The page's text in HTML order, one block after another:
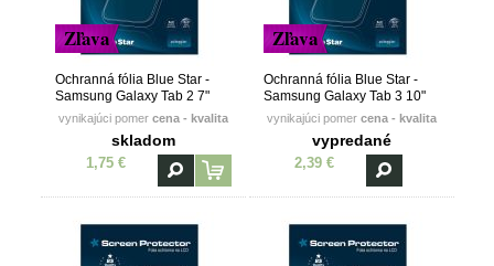
Zľava
Ochranná fólia Blue Star -
Samsung Galaxy Tab 2 7"
(P3100)
vynikajúci pomer cena - kvalita
skladom
1,75 €
Zľava
Ochranná fólia Blue Star -
Samsung Galaxy Tab 3 10"
(P5200)
vynikajúci pomer cena - kvalita
vypredané
2,39 €